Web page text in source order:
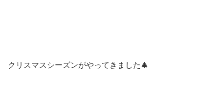
クリスマスシーズンがやってきました🎄